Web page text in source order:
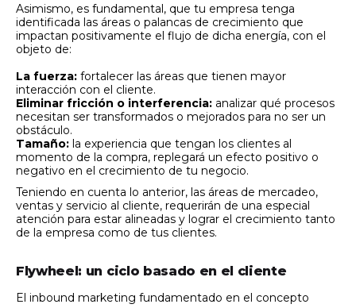
Asimismo, es fundamental, que tu empresa tenga
identificada las áreas o palancas de crecimiento que
impactan positivamente el flujo de dicha energía, con el
objeto de:
La fuerza: fortalecer las áreas que tienen mayor
interacción con el cliente.
Eliminar fricción o interferencia: analizar qué procesos
necesitan ser transformados o mejorados para no ser un
obstáculo.
Tamaño: la experiencia que tengan los clientes al
momento de la compra, replegará un efecto positivo o
negativo en el crecimiento de tu negocio.
Teniendo en cuenta lo anterior, las áreas de mercadeo,
ventas y servicio al cliente, requerirán de una especial
atención para estar alineadas y lograr el crecimiento tanto
de la empresa como de tus clientes.
Flywheel: un ciclo basado en el cliente
El inbound marketing fundamentado en el concepto